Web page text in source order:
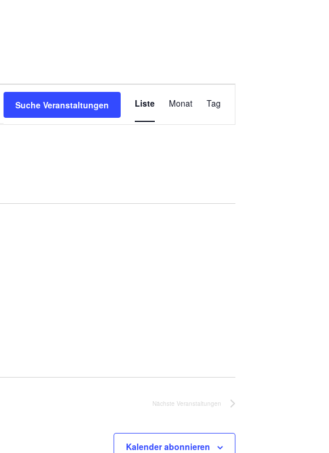
Suche Veranstaltungen
Veranstaltung
Ansichten-
Liste Monat Tag
Nächste Veranstaltungen
Kalender abonnieren